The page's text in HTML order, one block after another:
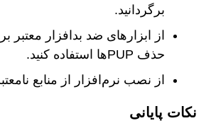
برگردانید.
از ابزارهای ضد بدافزار معتبر
حذف PUPها استفاده کنید.
از نصب نرم‌افزار از منابع
نکات پایانی